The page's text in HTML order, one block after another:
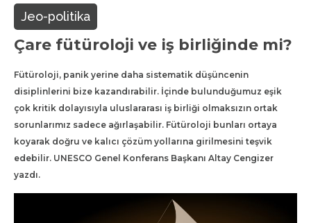
Jeo-politika
Çare fütüroloji ve iş birliğinde mi?
Fütüroloji, panik yerine daha sistematik düşüncenin
disiplinlerini bize kazandırabilir. İçinde bulunduğumuz eşik
çok kritik dolayısıyla uluslararası iş birliği olmaksızın ortak
sorunlarımız sadece ağırlaşabilir. Fütüroloji bunları ortaya
koyarak doğru ve kalıcı çözüm yollarına girilmesini teşvik
edebilir. UNESCO Genel Konferans Başkanı Altay Cengizer
yazdı.